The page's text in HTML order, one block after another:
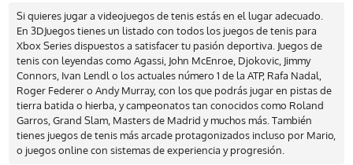
Si quieres jugar a videojuegos de tenis estás en el lugar adecuado.
En 3DJuegos tienes un listado con todos los juegos de tenis para
Xbox Series dispuestos a satisfacer tu pasión deportiva. Juegos de
tenis con leyendas como Agassi, John McEnroe, Djokovic, Jimmy
Connors, Ivan Lendl o los actuales número 1 de la ATP, Rafa Nadal,
Roger Federer o Andy Murray, con los que podrás jugar en pistas de
tierra batida o hierba, y campeonatos tan conocidos como Roland
Garros, Grand Slam, Masters de Madrid y muchos más. También
tienes juegos de tenis más arcade protagonizados incluso por Mario,
o juegos online con sistemas de experiencia y progresión.